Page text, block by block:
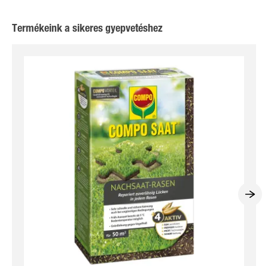
Termékeink a sikeres gyepvetéshez